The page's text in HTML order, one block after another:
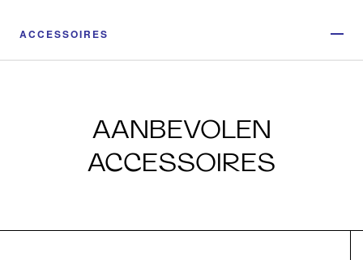
ACCESSOIRES
AANBEVOLEN
ACCESSOIRES